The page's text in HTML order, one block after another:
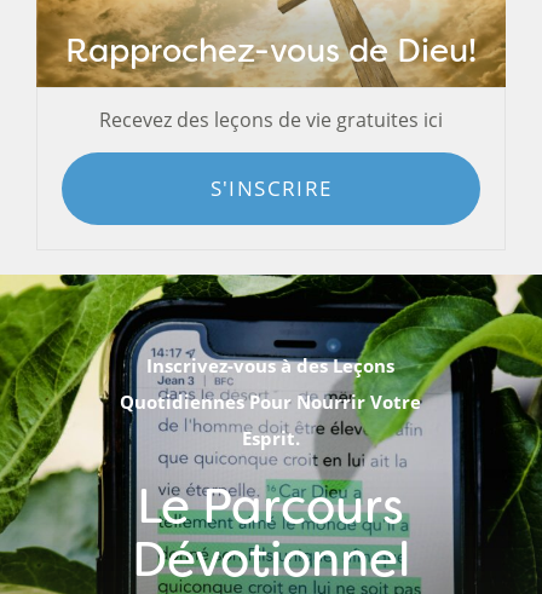
Rapprochez-vous de Dieu!
Recevez des leçons de vie gratuites ici
S'INSCRIRE
Inscrivez-vous à des Leçons
Quotidiennes Pour Nourrir Votre
Esprit.
Le Parcours
Dévotionnel